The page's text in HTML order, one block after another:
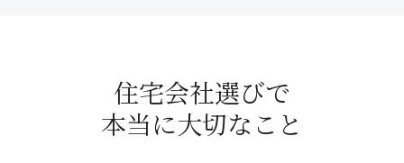
住宅会社選びで
本当に大切なこと